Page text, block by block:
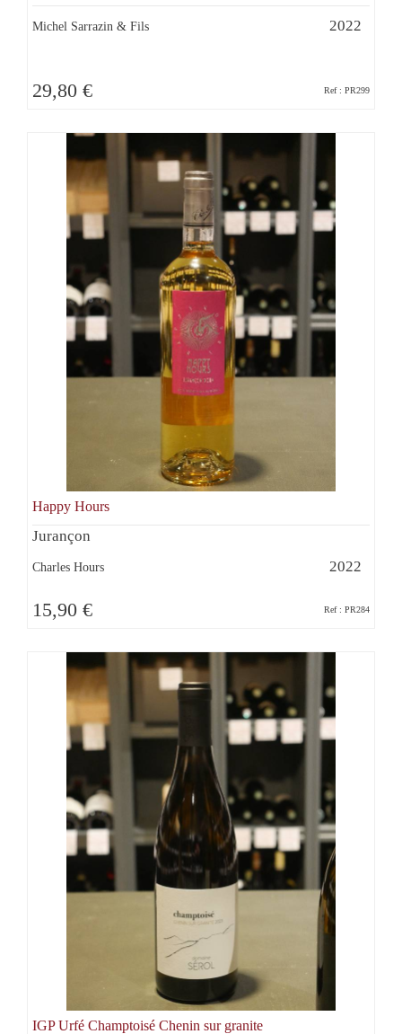
Michel Sarrazin & Fils 2022
29,80 € Ref : PR299
Happy Hours
Jurançon
Charles Hours 2022
15,90 € Ref : PR284
IGP Urfé Champtoisé Chenin sur granite